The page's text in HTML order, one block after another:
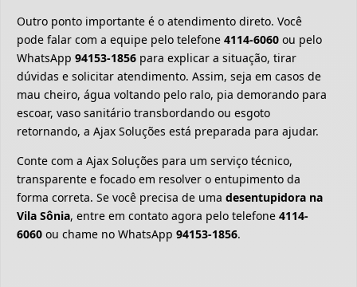
Outro ponto importante é o atendimento direto. Você
pode falar com a equipe pelo telefone 4114-6060 ou pelo
WhatsApp 94153-1856 para explicar a situação, tirar
dúvidas e solicitar atendimento. Assim, seja em casos de
mau cheiro, água voltando pelo ralo, pia demorando para
escoar, vaso sanitário transbordando ou esgoto
retornando, a Ajax Soluções está preparada para ajudar.
Conte com a Ajax Soluções para um serviço técnico,
transparente e focado em resolver o entupimento da
forma correta. Se você precisa de uma desentupidora na
Vila Sônia, entre em contato agora pelo telefone 4114-
6060 ou chame no WhatsApp 94153-1856.